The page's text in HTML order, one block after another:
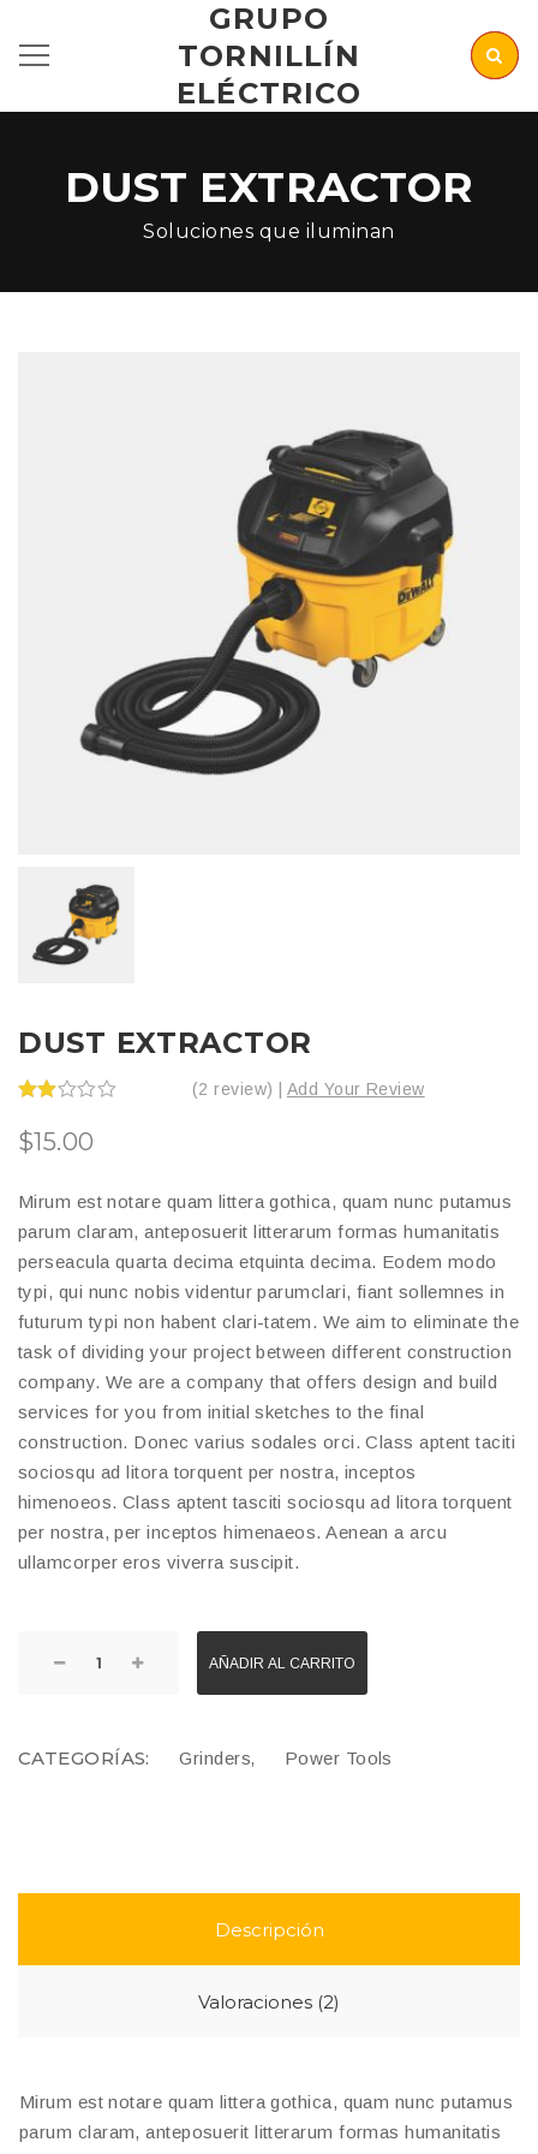
GRUPO
TORNILLÍN
ELÉCTRICO
DUST EXTRACTOR
Soluciones que iluminan
DUST EXTRACTOR
en
2.00
(2 review) | Add Your Review
$15.00
Mirum est notare quam littera gothica, quam nunc putamus
parum claram, anteposuerit litterarum formas humanitatis
perseacula quarta decima etquinta decima. Eodem modo
typi, qui nunc nobis videntur parumclari, fiant sollemnes in
futurum typi non habent clari-tatem. We aim to eliminate the
task of dividing your project between different construction
company. We are a company that offers design and build
services for you from initial sketches to the final
construction. Donec varius sodales orci. Class aptent taciti
sociosqu ad litora torquent per nostra, inceptos
himenoeos. Class aptent tasciti sociosqu ad litora torquent
per nostra, per inceptos himenaeos. Aenean a arcu
ullamcorper eros viverra suscipit.
AÑADIR AL CARRITO
CATEGORÍAS: Grinders, Power Tools
Descripción
Valoraciones (2)
Mirum est notare quam littera gothica, quam nunc putamus
parum claram, anteposuerit litterarum formas humanitatis